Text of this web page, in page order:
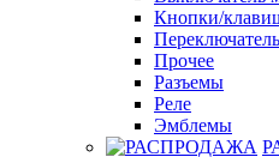
Кнопки/
Прочее
Разъемы
Реле
Эмблемы